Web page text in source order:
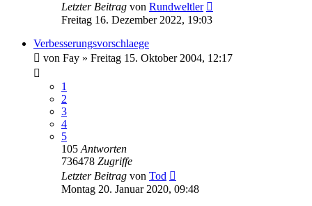
Letzter Beitrag von Rundweltler
Freitag 16. Dezember 2022, 19:03
Verbesserungsvorschlaege
von Fay » Freitag 15. Oktober 2004, 12:17
1
2
3
4
5
105 Antworten
736478 Zugriffe
Letzter Beitrag von Tod
Montag 20. Januar 2020, 09:48